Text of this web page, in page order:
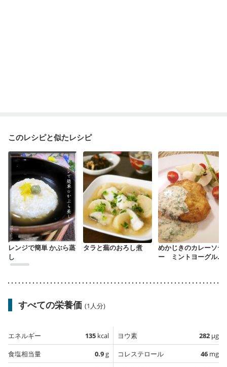
このレシピと似たレシピ
レンジで簡単 かぶら蒸
し
タラと蕪のおろし煮
めかじきのカレーソテ
ー ミントヨーグルト
すべての栄養価 (1人分)
エネルギー 135 kcal
食塩相当量
0.9g
ヨウ素 282 µg
コレステロール
46 mg